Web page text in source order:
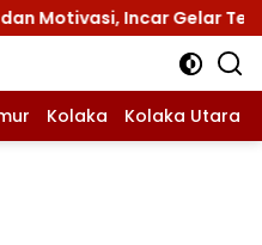
Incar Gelar Terbaik
Kolaka Kolaka Utara